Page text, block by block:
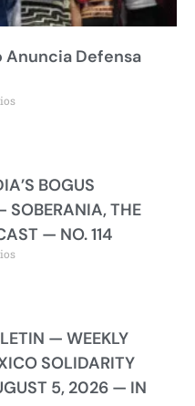
Anuncia Defensa
BOGUS
SOBERANIA, THE
— NO. 114
— WEEKLY
SOLIDARITY
5, 2026 — IN